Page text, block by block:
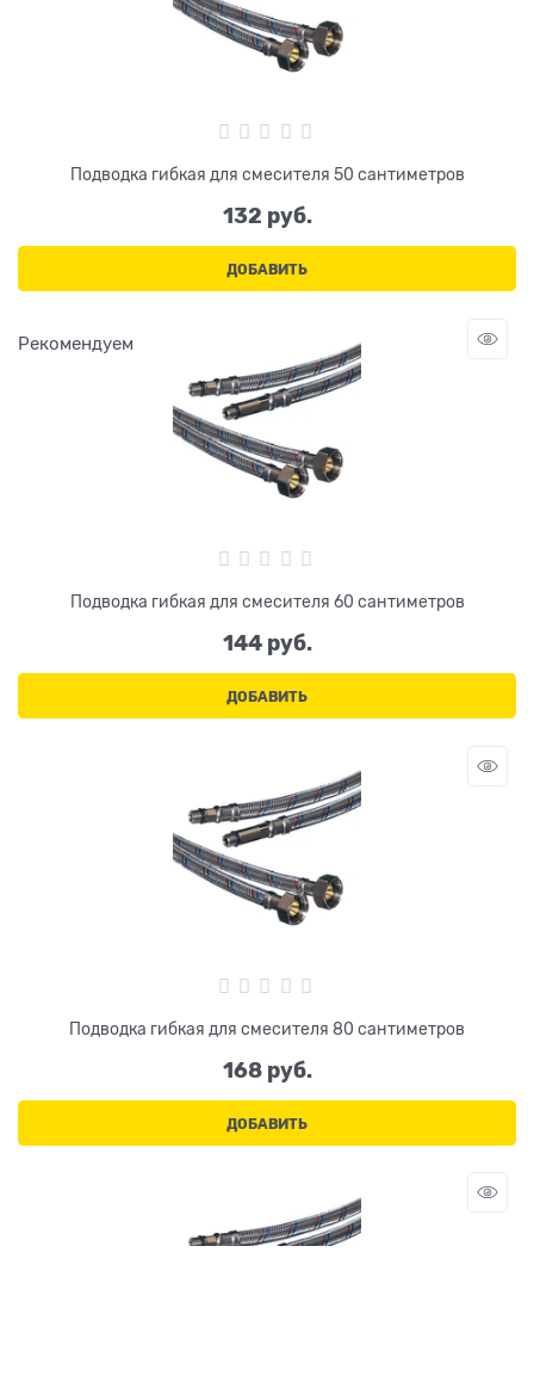
Подводка гибкая для смесителя 50 сантиметров
132 руб.
ДОБАВИТЬ
Рекомендуем
Подводка гибкая для смесителя 60 сантиметров
144 руб.
ДОБАВИТЬ
Подводка гибкая для смесителя 80 сантиметров
168 руб.
ДОБАВИТЬ